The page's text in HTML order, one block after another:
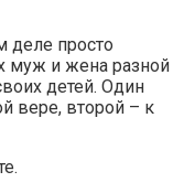
деле просто
муж и жена разной
детей. Один
вере, второй – к